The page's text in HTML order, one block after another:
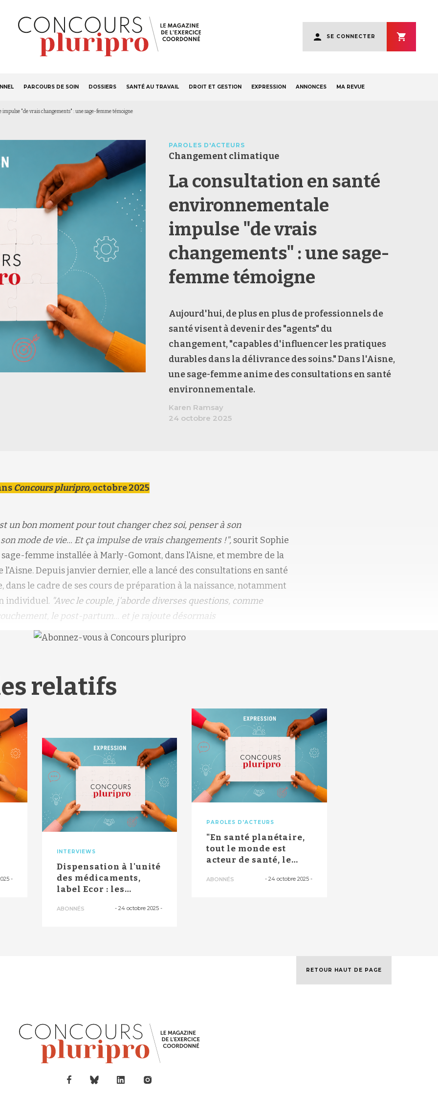
account
menu
SE CONNECTER
S'ABONNER
principale
PARCOURS DE SOIN DOSSIERS SANTÉ AU TRAVAIL DROIT ET GESTION EXPRESSION ANNONCES MA REVUE
"de vrais changements" : une sage-femme témoigne
PAROLES D'ACTEURS
Changement climatique
La consultation en santé
environnementale
impulse "de vrais
changements" : une sage-
femme témoigne
Aujourd'hui, de plus en plus de professionnels de
santé visent à devenir des "agents" du
changement, "capables d'influencer les pratiques
durables dans la délivrance des soins."Dans l'Aisne,
une sage-femme anime des consultations en santé
environnementale.
Karen Ramsay
24 octobre 2025
Concours pluripro,octobre 2025
un bon moment pour tout changer chez soi, penser à son
mode de vie... Et ça impulse de vrais changements !", sourit Sophie
femme installée à Marly-Gomont, dans l'Aisne, et membre de la
l'Aisne. Depuis janvier dernier, elle a lancé des consultations en santé
dans le cadre de ses cours de préparation à la naissance, notamment
individuel. "Avec le couple, j'aborde diverses questions, comme
le post-partum... et je rajoute désormais
relatifs
-
INTERVIEWS
Dispensation à l'unité
des médicaments,
label Ecor : les
ABONNÉS -24 octobre 2025 -
PAROLES D'ACTEURS
"En santé planétaire,
tout le monde est
acteur de santé, le
ABONNÉS - 24 octobre 2025 -
RETOUR HAUT DE PAGE